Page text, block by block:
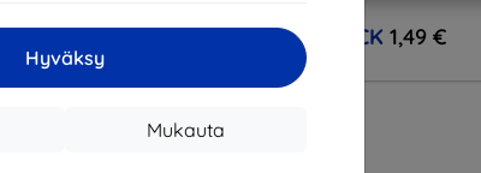
Hyväksy
Mukauta
CASHBACK 1,49 €
Tuotenumero